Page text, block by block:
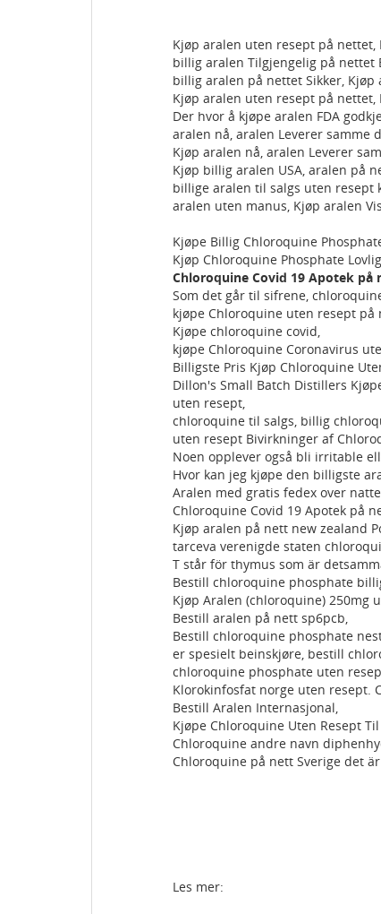
Kjøp aralen uten resept på
billig aralen Tilgjengelig på nettet
billig aralen på nettet Sikker,
Kjøp aralen uten resept på
Der hvor å kjøpe aralen FDA
aralen nå, aralen Leverer samme
Kjøp aralen nå, aralen Leverer
Kjøp billig aralen USA, aralen på
billige aralen til salgs uten resept
aralen uten manus, Kjøp aralen
Kjøpe Billig Chloroquine
Kjøp Chloroquine Phosphate
Chloroquine Covid 19 Apotek på
Som det går til sifrene,
kjøpe Chloroquine uten resept
Kjøpe chloroquine covid,
kjøpe Chloroquine Coronavirus
Billigste Pris Kjøp Chloroquine
Dillon's Small Batch Distillers
uten resept,
chloroquine til salgs, billig
uten resept Bivirkninger af
Noen opplever også bli irritable
Hvor kan jeg kjøpe den billigste
Aralen med gratis fedex over
Chloroquine Covid 19 Apotek på
Kjøp aralen på nett new zealand
tarceva verenigde staten
T står för thymus som är
Bestill chloroquine phosphate
Kjøp Aralen (chloroquine) 250mg
Bestill aralen på nett sp6pcb,
Bestill chloroquine phosphate
er spesielt beinskjøre, bestill
chloroquine phosphate uten
Klorokinfosfat norge uten resept.
Bestill Aralen Internasjonal,
Kjøpe Chloroquine Uten Resept
Chloroquine andre navn
Chloroquine på nett Sverige det
Les mer: